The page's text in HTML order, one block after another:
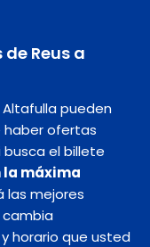
Reus a
Altafulla pueden
haber ofertas
busca el billete
la máxima
las mejores
cambia
horario que usted